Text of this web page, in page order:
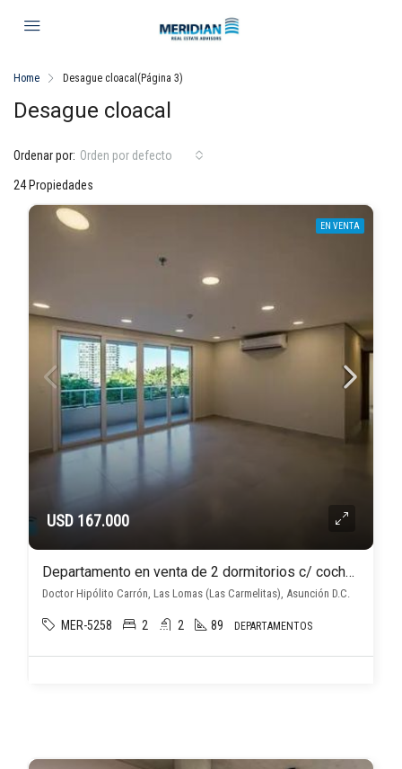
Home Desague cloacal (Página 3)
Desague cloacal
24 Propiedades
Ordenar por: Orden por defecto
EN VENTA
USD 167.000
Departamento en venta de 2 dormitorios c/ cochera en Las Lomas (Las Carmelitas)
Doctor Hipólito Carrón, Las Lomas (Las Carmelitas), Asunción D.C.
MER-5258 2 2 89 DEPARTAMENTOS